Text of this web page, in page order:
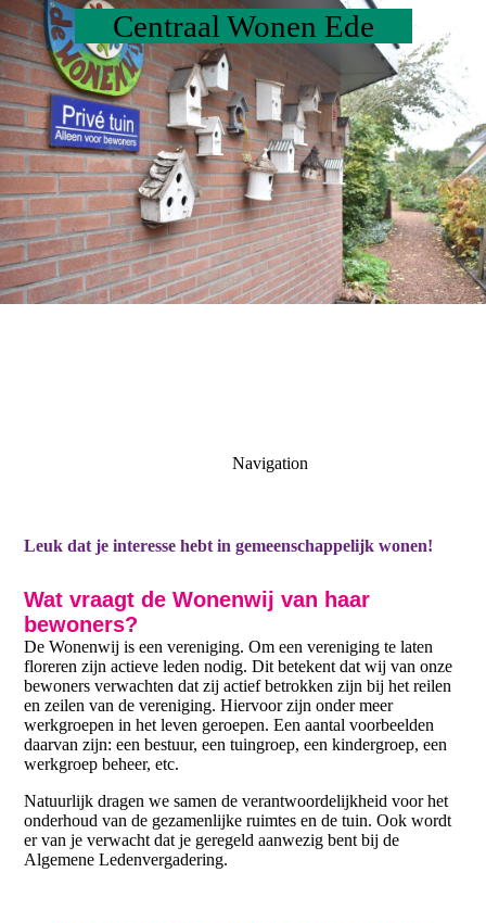
Centraal Wonen Ede
Navigation
Leuk dat je interesse hebt in gemeenschappelijk wonen!
Wat vraagt de Wonenwij van haar
bewoners?
De Wonenwij is een vereniging. Om een vereniging te laten
floreren zijn actieve leden nodig. Dit betekent dat wij van onze
bewoners verwachten dat zij actief betrokken zijn bij het reilen
en zeilen van de vereniging. Hiervoor zijn onder meer
werkgroepen in het leven geroepen. Een aantal voorbeelden
daarvan zijn: een bestuur, een tuingroep, een kindergroep, een
werkgroep beheer, etc.
Natuurlijk dragen we samen de verantwoordelijkheid voor het
onderhoud van de gezamenlijke ruimtes en de tuin. Ook wordt
er van je verwacht dat je geregeld aanwezig bent bij de
Algemene Ledenvergadering.